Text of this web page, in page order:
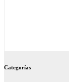
Categorías